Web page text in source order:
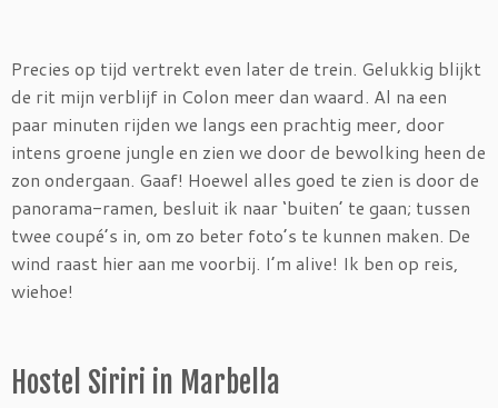
Precies op tijd vertrekt even later de trein. Gelukkig blijkt
de rit mijn verblijf in Colon meer dan waard. Al na een
paar minuten rijden we langs een prachtig meer, door
intens groene jungle en zien we door de bewolking heen de
zon ondergaan. Gaaf! Hoewel alles goed te zien is door de
panorama-ramen, besluit ik naar ‘buiten’ te gaan; tussen
twee coupé’s in, om zo beter foto’s te kunnen maken. De
wind raast hier aan me voorbij. I’m alive! Ik ben op reis,
wiehoe!
Hostel Siriri in Marbella